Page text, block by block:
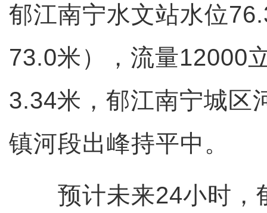
郁江南宁水文站水位
73.0米），流量12000
3.34米，郁江南宁城区
镇河段出峰持平中。
预计未来24小时，